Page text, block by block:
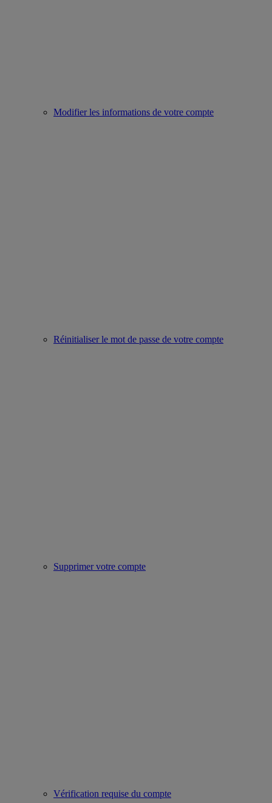
Modifier les informations de votre compte
Réinitialiser le mot de passe de votre compte
Supprimer votre compte
Vérification requise du compte